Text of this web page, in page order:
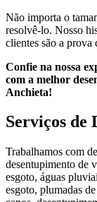
Não importa o
resolvê-lo. Nosso
clientes são a prova
Confie na nossa
com a melhor
Anchieta!
Serviços de
Trabalhamos com
desentupimento de
esgoto, águas
esgoto, plumadas